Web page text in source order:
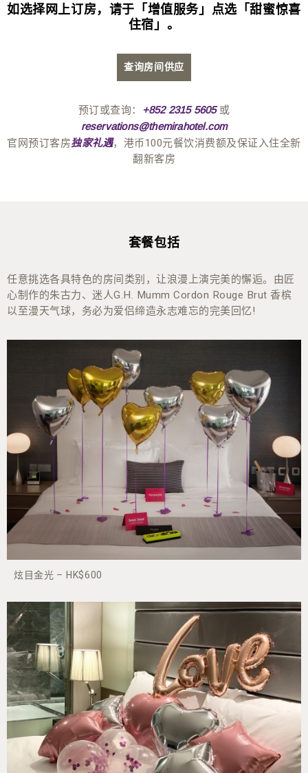
如选择网上订房，请于「增值服务」点选「甜蜜惊喜
住宿」。
查询房间供应
预订或查询： +852 2315 5605或
reservations@themirahotel.com
官网预订客房独家礼遇，港币100元餐饮消费额及保证入住全新
翻新客房
套餐包括
任意挑选各具特色的房间类别，让浪漫上演完美的懈逅。由匠
心制作的朱古力、迷人G.H. Mumm Cordon Rouge Brut 香槟
以至漫天气球，务必为爱侣缔造永志难忘的完美回忆!
炫目金光 – HK$600